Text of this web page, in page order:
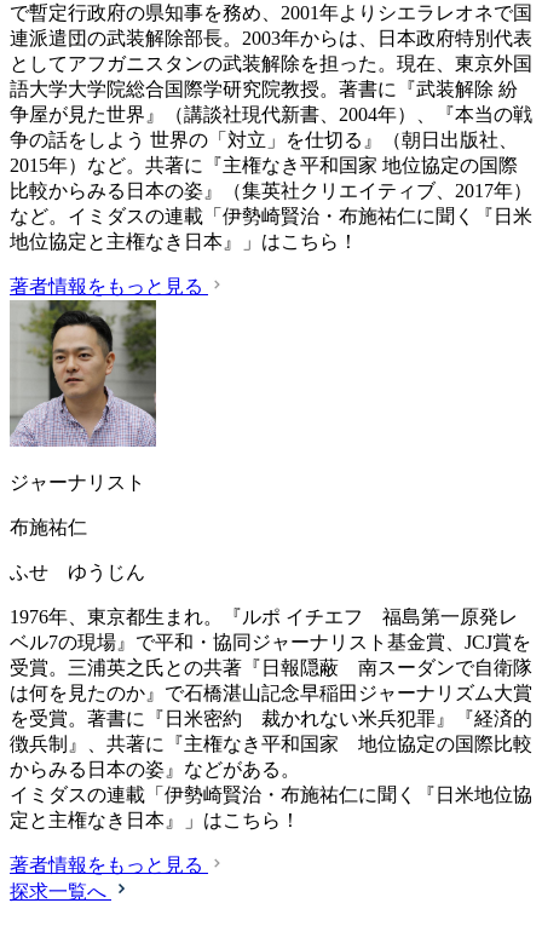
で暫定行政府の県知事を務め、2001年よりシエラレオネで国
連派遣団の武装解除部長。2003年からは、日本政府特別代表
としてアフガニスタンの武装解除を担った。現在、東京外国
語大学大学院総合国際学研究院教授。著書に『武装解除 紛
争屋が見た世界』（講談社現代新書、2004年）、『本当の戦
争の話をしよう 世界の「対立」を仕切る』（朝日出版社、
2015年）など。共著に『主権なき平和国家 地位協定の国際
比較からみる日本の姿』（集英社クリエイティブ、2017年）
など。 イミダスの連載「伊勢崎賢治・布施祐仁に聞く『日米
地位協定と主権なき日本』」はこちら！
著者情報をもっと見る
ジャーナリスト
布施祐仁
ふせ ゆうじん
1976年、東京都生まれ。『ルポ イチエフ 福島第一原発レ
ベル7の現場』で平和・協同ジャーナリスト基金賞、JCJ賞を
受賞。三浦英之氏との共著『日報隠蔽 南スーダンで自衛隊
は何を見たのか』で石橋湛山記念早稲田ジャーナリズム大賞
を受賞。著書に『日米密約 裁かれない米兵犯罪』『経済的
徴兵制』、共著に『主権なき平和国家 地位協定の国際比較
からみる日本の姿』などがある。
イミダスの連載「伊勢崎賢治・布施祐仁に聞く『日米地位協
定と主権なき日本』」はこちら！
著者情報をもっと見る
探求一覧へ